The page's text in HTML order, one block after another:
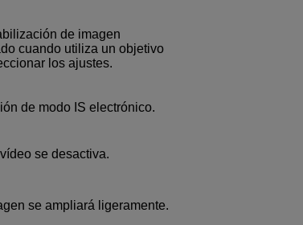
de imagen
cuando utiliza un objetivo
los ajustes.
de modo IS electrónico.
se desactiva.
se ampliará ligeramente.